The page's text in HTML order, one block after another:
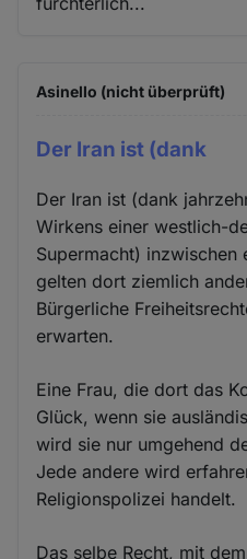
Asinello (nicht überprüft)
Der Iran ist (dank
Der Iran ist (dank
Wirkens einer westlich-
Supermacht) inzwischen
gelten dort ziemlich
Bürgerliche
erwarten.
Eine Frau, die dort das
Glück, wenn sie
wird sie nur umgehend
Jede andere wird
Religionspolizei handelt.
Das selbe Recht, mit